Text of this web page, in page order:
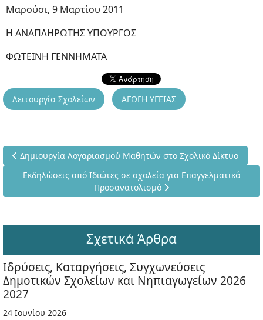
Mαρούσι, 9 Μαρτίου 2011
Η ΑΝΑΠΛΗΡΩΤΗΣ ΥΠΟΥΡΓΟΣ
ΦΩΤΕΙΝΗ ΓΕΝΝΗΜΑΤΑ
Λειτουργία Σχολείων ΑΓΩΓΗ ΥΓΕΙΑΣ
Προηγούμενο άρθρο: Δημιουργία Λογαριασμού Μαθητών στο
Δημιουργία Λογαριασμού Μαθητών στο Σχολικό Δίκτυο
Επόμενο άρθρο: Εκδηλώσεις από Ιδιώτες σε σχολεία για
Εκδηλώσεις από Ιδιώτες σε σχολεία για Επαγγελματικό
Προσανατολισμό
Σχετικά Άρθρα
Ιδρύσεις, Καταργήσεις, Συγχωνεύσεις
Δημοτικών Σχολείων και Νηπιαγωγείων 2026
2027
24 Ιουνίου 2026